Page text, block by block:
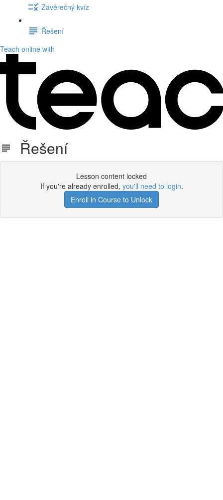
Závěrečný kvíz
Řešení
Teach online with
Řešení
Lesson content locked
If you're already enrolled, you'll need to login.
Enroll in Course to Unlock